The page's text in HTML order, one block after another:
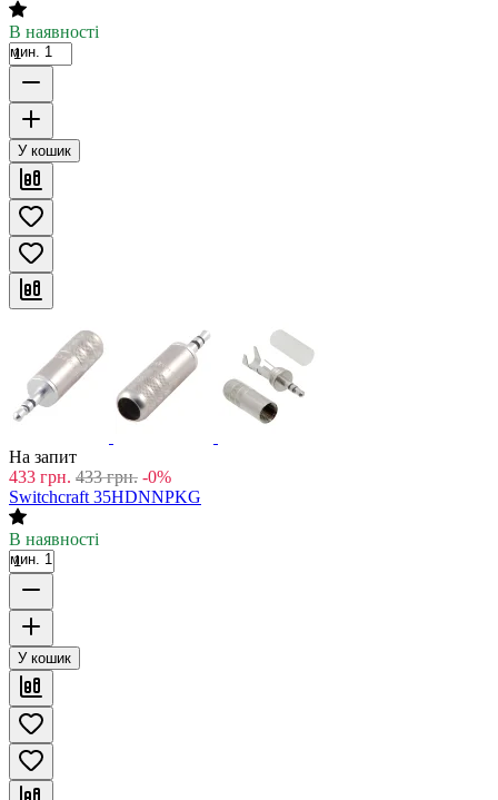
В наявності
мин. 1
У кошик
На запит
433 грн. 433 грн. -0%
Switchcraft 35HDNNPKG
В наявності
мин. 1
У кошик